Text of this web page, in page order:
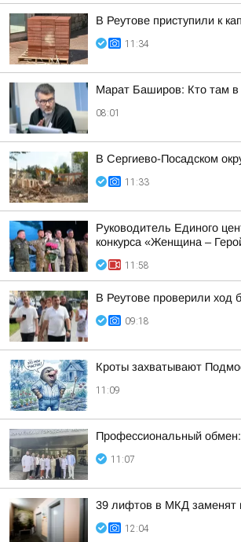
В Реутове приступили к
11:34
Марат Баширов: Кто там
08:01
В Сергиево-Посадском
11:33
Руководитель Единого
конкурса «Женщина –
11:58
В Реутове проверили ход
09:18
Кроты захватывают
11:09
Профессиональный
11:07
39 лифтов в МКД заменят
12:04